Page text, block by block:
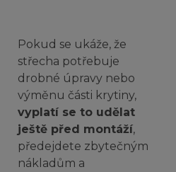
Pokud se ukáže, že
střecha potřebuje
drobné úpravy nebo
výměnu části krytiny,
vyplatí se to udělat
ještě před montáží,
předejdete zbytečným
nákladům a